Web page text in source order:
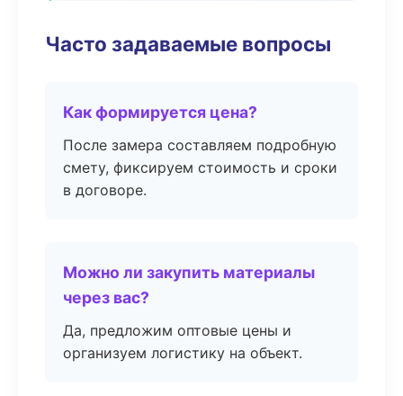
Часто задаваемые вопросы
Как формируется цена?
После замера составляем подробную
смету, фиксируем стоимость и сроки
в договоре.
Можно ли закупить материалы
через вас?
Да, предложим оптовые цены и
организуем логистику на объект.